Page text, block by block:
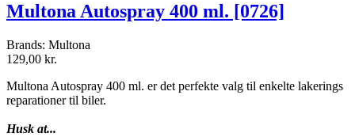
Multona Autospray 400 ml. [0726]
Brands: Multona
129,00 kr.
Multona Autospray 400 ml. er det perfekte valg til enkelte lakerings
reparationer til biler.
Husk at...